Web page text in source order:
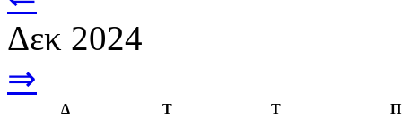
Δεκ 2024
⇒
Δ Τ Τ
Π